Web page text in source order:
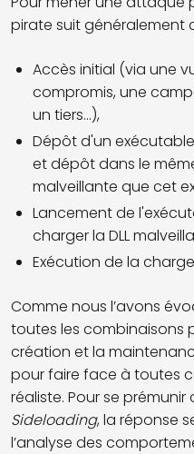
pirate suit généralement
Accès initial (via une
compromis, une
un tiers...),
Dépôt d'un
et dépôt dans le
malveillante que cet
Lancement de
charger la DLL
Exécution de la
Comme nous l’avons
toutes les combinaisons
création et la
pour faire face à toutes
réaliste. Pour se
Sideloading, la réponse
l’analyse des